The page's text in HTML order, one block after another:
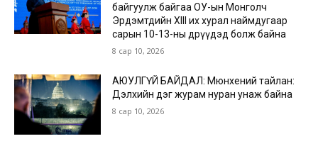
байгуулж байгаа ОУ-ын Монголч
Эрдэмтдийн XIII их хурал наймдугаар
сарын 10-13-ны өдрүүдэд болж байна
8 сар 10, 2026
АЮУЛГҮЙ БАЙДАЛ: Мюнхений тайлан:
Дэлхийн дэг журам нуран унаж байна
8 сар 10, 2026